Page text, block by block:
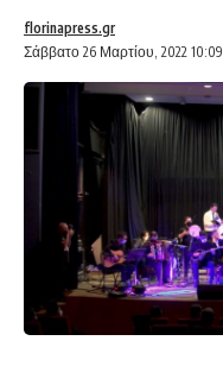
Σάββατο 26 Μαρτίου, 2022 10:09
florinapress.gr